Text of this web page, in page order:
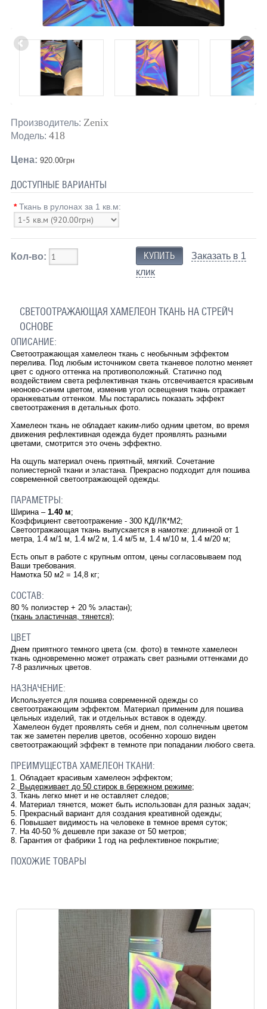
Производитель: Zenix
Модель: 418
Цена: 920.00грн
ДОСТУПНЫЕ ВАРИАНТЫ
* Ткань в рулонах за 1 кв.м:
Кол-во:
Заказать в 1
клик
СВЕТООТРАЖАЮЩАЯ ХАМЕЛЕОН ТКАНЬ НА СТРЕЙЧ
ОСНОВЕ
ОПИСАНИЕ:
Светоотражающая хамелеон ткань с необычным эффектом
перелива. Под любым источником света тканевое полотно меняет
цвет с одного оттенка на противоположный. Статично под
воздействием света рефлективная ткань отсвечивается красивым
неоново-синим цветом, изменив угол освещения ткань отражает
оранжеватым оттенком. Мы постарались показать эффект
светоотражения в детальных фото.
Хамелеон ткань не обладает каким-либо одним цветом, во время
движения рефлективная одежда будет проявлять разными
цветами, смотрится это очень эффектно.
На ощупь материал очень приятный, мягкий. Сочетание
полиестерной ткани и эластана. Прекрасно подходит для пошива
современной светоотражающей одежды.
ПАРАМЕТРЫ:
Ширина – 1.40 м;
Коэффициент светоотражение - 300 КД/ЛК*М2;
Светоотражающая ткань выпускается в намотке: длинной от 1
метра, 1.4 м/1 м, 1.4 м/2 м, 1.4 м/5 м, 1.4 м/10 м, 1.4 м/20 м;
Есть опыт в работе с крупным оптом, цены согласовываем под
Ваши требования.
Намотка 50 м2 = 14,8 кг;
СОСТАВ:
80 % полиэстер + 20 % эластан);
(ткань эластичная, тянется);
ЦВЕТ
Днем приятного темного цвета (см. фото) в темноте хамелеон
ткань одновременно может отражать свет разными оттенками до
7-8 различных цветов.
НАЗНАЧЕНИЕ:
Используется для пошива современной одежды со
светоотражающим эффектом. Материал применим для пошива
цельных изделий, так и отдельных вставок в одежду.
Хамелеон будет проявлять себя и днем, пол солнечным цветом
так же заметен перелив цветов, особенно хорошо виден
светоотражающий эффект в темноте при попадании любого света.
ПРЕИМУЩЕСТВА ХАМЕЛЕОН ТКАНИ:
1.
Обладает красивым хамелеон эффектом;
2.
Выдерживает до 50 стирок в бережном режиме;
3. Ткань легко мнет и не оставляет следов;
4.
Материал тянется, может быть использован для разных задач;
5.
Прекрасный вариант для создания креативной одежды;
6.
Повышает видимость на человеке в темное время суток;
7.
На 40-50 % дешевле при заказе от 50 метров;
8.
Гарантия от фабрики 1 год на рефлективное покрытие;
ПОХОЖИЕ ТОВАРЫ